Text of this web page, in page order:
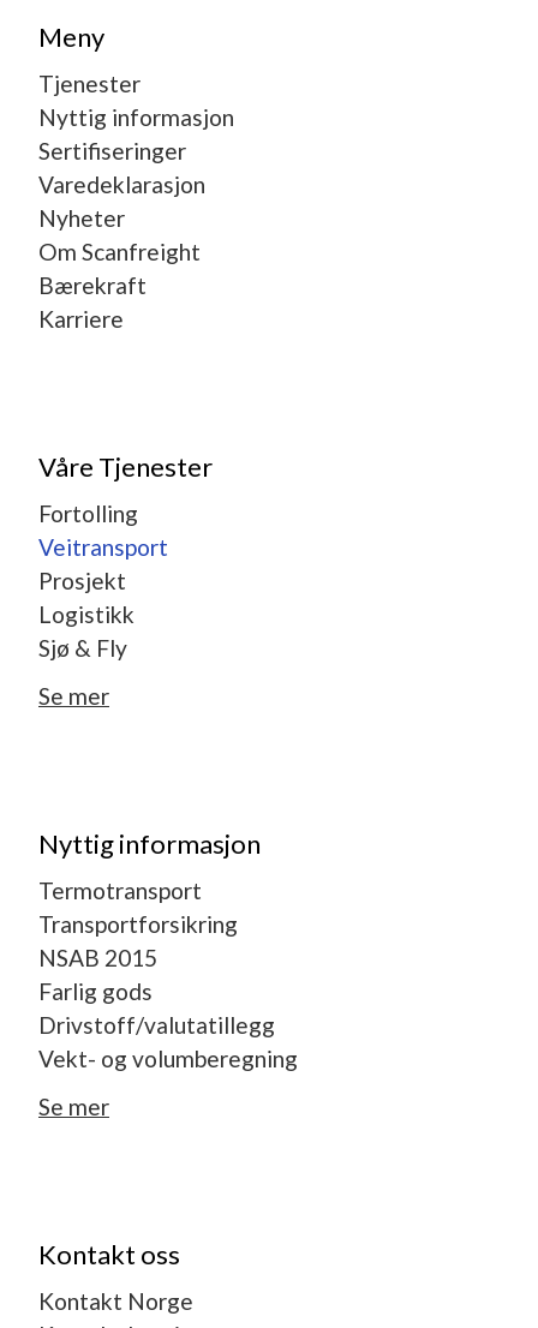
Meny
Tjenester
Nyttig informasjon
Sertifiseringer
Varedeklarasjon
Nyheter
Om Scanfreight
Bærekraft
Karriere
Våre Tjenester
Fortolling
Veitransport
Prosjekt
Logistikk
Sjø & Fly
Se mer
Nyttig informasjon
Termotransport
Transportforsikring
NSAB 2015
Farlig gods
Drivstoff/valutatillegg
Vekt- og volumberegning
Se mer
Kontakt oss
Kontakt Norge